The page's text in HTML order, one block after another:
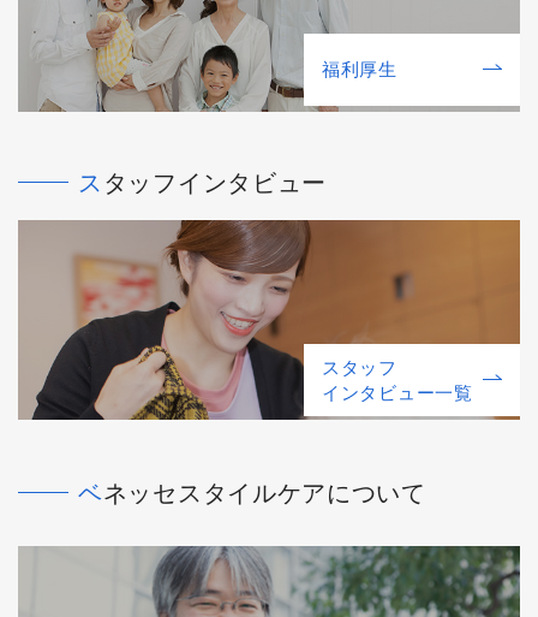
福利厚⽣
スタッフインタビュー
スタッフ
インタビュー一覧
ベネッセスタイルケアについて